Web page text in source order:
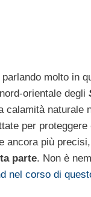
molto in
orientale degli
calamità naturale
per
ancora più precisi,
parte. Non è
nel corso di